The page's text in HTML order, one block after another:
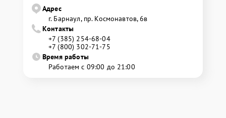
Адрес
г. Барнаул, ​пр. Космонавтов, 6в
Контакты
+7 (385) 254-68-04
+7 (800) 302-71-75
Время работы
Работаем с 09:00 до 21:00